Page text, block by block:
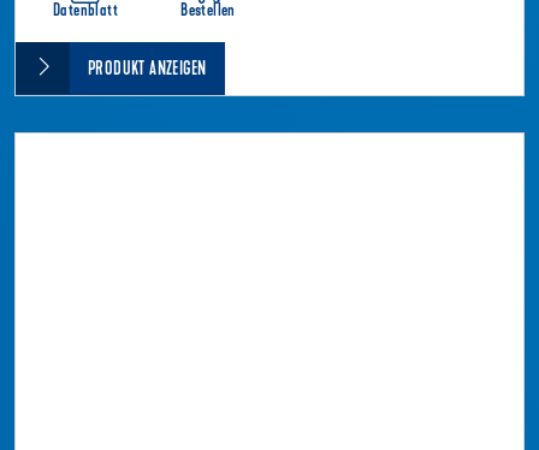
Datenblatt Bestellen
PRODUKT ANZEIGEN